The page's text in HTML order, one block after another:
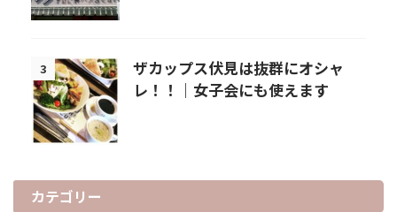
3
ザカップス伏見は抜群にオシャ
レ！！｜女子会にも使えます
カテゴリー